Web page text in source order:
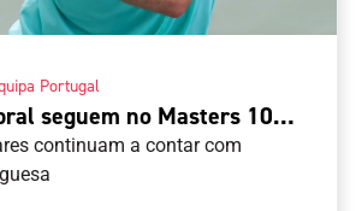
Portugal
seguem no Masters 1000
continuam a contar com